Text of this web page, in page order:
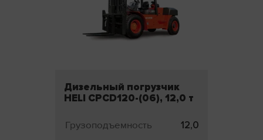
Дизельный погрузчик
HELI CPCD120-(06), 12,0 т
Грузоподъемность
12,0 т